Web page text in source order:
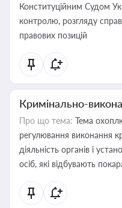
Конституційним Судом
контролю, розгляду
правових позицій
Кримінально-
Про що тема: Тема
регулювання виконання
діяльність органів і
осіб, які відбувають